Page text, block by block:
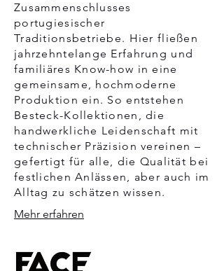
Zusammenschlusses
portugiesischer
Traditionsbetriebe. Hier fließen
jahrzehntelange Erfahrung und
familiäres Know-how in eine
gemeinsame, hochmoderne
Produktion ein. So entstehen
Besteck-Kollektionen, die
handwerkliche Leidenschaft mit
technischer Präzision vereinen –
gefertigt für alle, die Qualität bei
festlichen Anlässen, aber auch im
Alltag zu schätzen wissen.
Mehr erfahren